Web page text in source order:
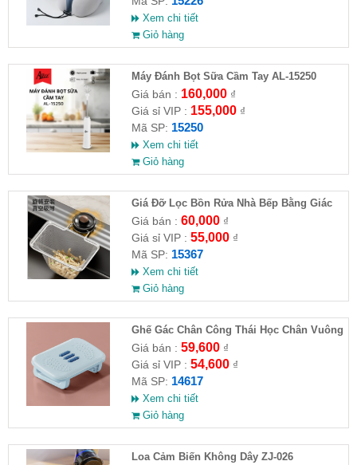
Xem chi tiết
Giỏ hàng
Máy Đánh Bọt Sữa Cầm Tay AL-15250
Giá bán : 160,000₫
Giá sỉ VIP : 155,000₫
Mã SP: 15250
Xem chi tiết
Giỏ hàng
Giá Đỡ Lọc Bồn Rửa Nhà Bếp Bằng Giác
Hút (Kèm 50 Túi Lọc)
Giá bán : 60,000₫
Giá sỉ VIP : 55,000₫
Mã SP: 15367
Xem chi tiết
Giỏ hàng
Ghế Gác Chân Công Thái Học Chân Vuông
Giá bán : 59,600₫
Giá sỉ VIP : 54,600₫
Mã SP: 14617
Xem chi tiết
Giỏ hàng
Loa Cảm Biến Không Dây ZJ-026